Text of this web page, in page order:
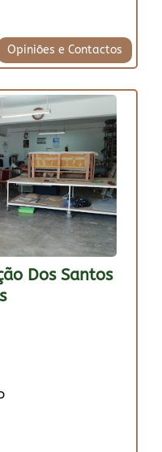
Opiniões e Contactos
Dos Santos